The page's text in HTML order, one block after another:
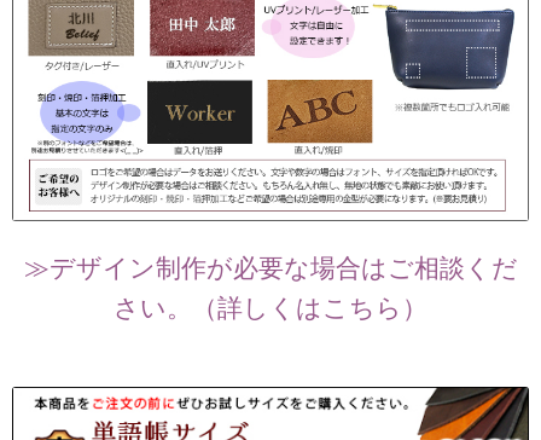
≫デザイン制作が必要な場合はご相談くだ
さい。（詳しくはこちら）